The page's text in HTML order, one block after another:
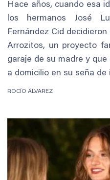
Hace años, cuando esa
los hermanos José
Fernández Cid
Arrozitos, un proyecto
garaje de su madre y
a domicilio en su seña de
ROCÍO ÁLVAREZ